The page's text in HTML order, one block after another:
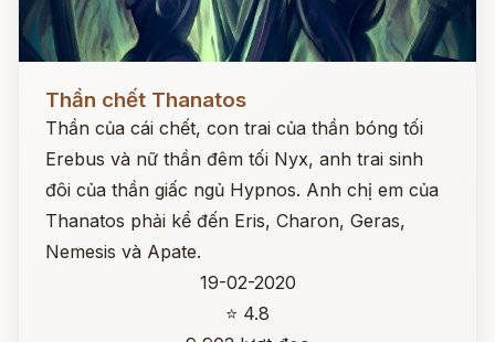
Đọc ngay
Thần chết Thanatos
Thần của cái chết, con trai của thần bóng tối
Erebus và nữ thần đêm tối Nyx, anh trai sinh
đôi của thần giấc ngủ Hypnos. Anh chị em của
Thanatos phải kể đến Eris, Charon, Geras,
Nemesis và Apate.
19-02-2020
⭐ 4.8